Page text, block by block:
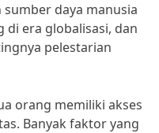
daya manusia
di era globalisasi, dan
pelestarian
orang memiliki akses
Banyak faktor yang